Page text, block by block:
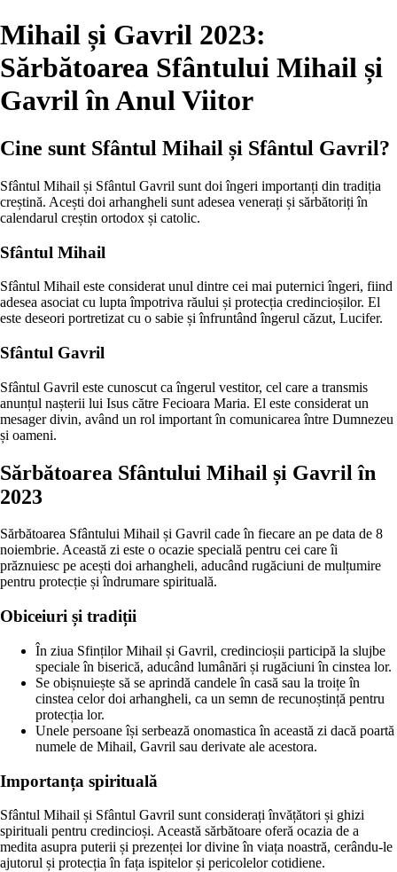
Mihail și Gavril 2023:
Sărbătoarea Sfântului Mihail și
Gavril în Anul Viitor
Cine sunt Sfântul Mihail și Sfântul Gavril?
Sfântul Mihail și Sfântul Gavril sunt doi îngeri importanți din tradiția
creștină. Acești doi arhangheli sunt adesea venerați și sărbătoriți în
calendarul creștin ortodox și catolic.
Sfântul Mihail
Sfântul Mihail este considerat unul dintre cei mai puternici îngeri, fiind
adesea asociat cu lupta împotriva răului și protecția credincioșilor. El
este deseori portretizat cu o sabie și înfruntând îngerul căzut, Lucifer.
Sfântul Gavril
Sfântul Gavril este cunoscut ca îngerul vestitor, cel care a transmis
anunțul nașterii lui Isus către Fecioara Maria. El este considerat un
mesager divin, având un rol important în comunicarea între Dumnezeu
și oameni.
Sărbătoarea Sfântului Mihail și Gavril în
2023
Sărbătoarea Sfântului Mihail și Gavril cade în fiecare an pe data de 8
noiembrie. Această zi este o ocazie specială pentru cei care îi
prăznuiesc pe acești doi arhangheli, aducând rugăciuni de mulțumire
pentru protecție și îndrumare spirituală.
Obiceiuri și tradiții
În ziua Sfinților Mihail și Gavril, credincioșii participă la slujbe
speciale în biserică, aducând lumânări și rugăciuni în cinstea lor.
Se obișnuiește să se aprindă candele în casă sau la troițe în
cinstea celor doi arhangheli, ca un semn de recunoștință pentru
protecția lor.
Unele persoane își serbează onomastica în această zi dacă poartă
numele de Mihail, Gavril sau derivate ale acestora.
Importanța spirituală
Sfântul Mihail și Sfântul Gavril sunt considerați învățători și ghizi
spirituali pentru credincioși. Această sărbătoare oferă ocazia de a
medita asupra puterii și prezenței lor divine în viața noastră, cerându-le
ajutorul și protecția în fața ispitelor și pericolelor cotidiene.